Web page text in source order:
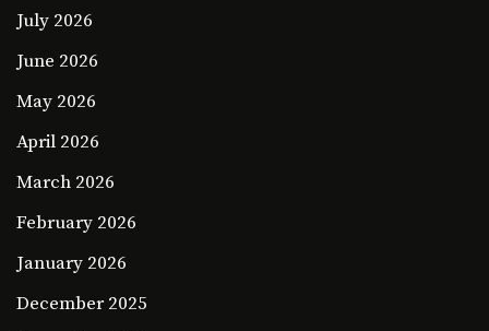
July 2026
June 2026
May 2026
April 2026
March 2026
February 2026
January 2026
December 2025